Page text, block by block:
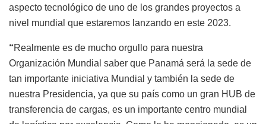
aspecto tecnológico de uno de los grandes proyectos a
nivel mundial que estaremos lanzando en este 2023.
“Realmente es de mucho orgullo para nuestra
Organización Mundial saber que Panamá será la sede de
tan importante iniciativa Mundial y también la sede de
nuestra Presidencia, ya que su país como un gran HUB de
transferencia de cargas, es un importante centro mundial